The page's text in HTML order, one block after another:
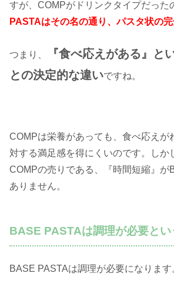
すが、COMPがドリンクタイプだった
PASTAはその名の通り、パスタ状の
つまり、
『食べ応えがある』と
との決定的な違いですね。
COMPは栄養があっても、食べ応えが
対する満足感を得にくいのです。しか
COMPの売りである、『時間短縮』が
ありません。
BASE PASTAは調理が必要とい
BASE PASTAは調理が必要になります